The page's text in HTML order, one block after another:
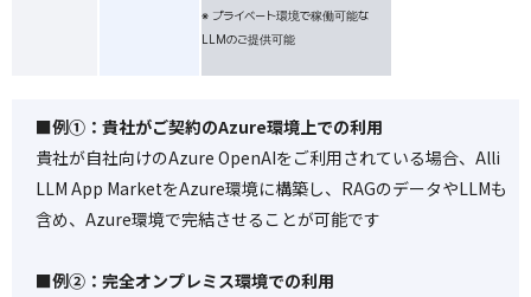
※ プライベート環境で稼働可能な
LLMのご提供可能
■例①：貴社がご契約のAzure環境上での利用
貴社が自社向けのAzure OpenAIをご利用されている場合、Alli
LLM App MarketをAzure環境に構築し、RAGのデータやLLMも
含め、Azure環境で完結させることが可能です
■例②：完全オンプレミス環境での利用